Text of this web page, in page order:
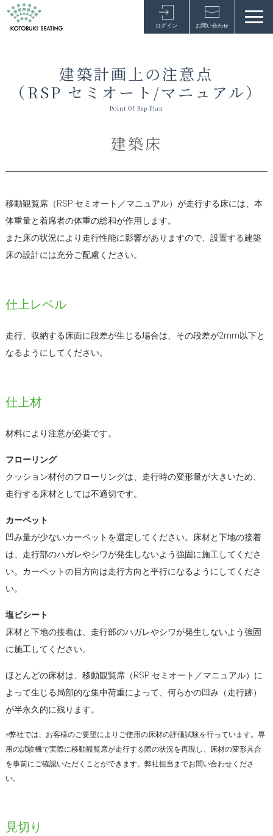
ログイン お問い合わせ
建築計画上の注意点
（RSP セミオート/マニュアル）
Point Of Rsp Plan
建築床
移動観覧席（RSP セミオート／マニュアル）が走行する床には、本
体重量と着席者の体重の総和が作用します。
また床の状況により走行性能に影響がありますので、設置する建築
床の設計には充分ご配慮ください。
仕上レベル
走行、収納する床面に段差が生じる場合は、その段差が2mm以下と
なるようにしてください。
仕上材
材料により注意が必要です。
フローリング
クッション材付のフローリングは、走行時の変形量が大きいため、
走行する床材としては不適切です。
カーペット
凹み量が少ないカーペットを選定してください。床材と下地の接着
は、走行部のハガレやシワが発生しないよう強固に施工してくださ
い。カーペットの目方向は走行方向と平行になるようにしてくださ
い。
塩ビシート
床材と下地の接着は、走行部のハガレやシワが発生しないよう強固
に施工してください。
ほとんどの床材は、移動観覧席（RSP セミオート／マニュアル）に
よって生じる局部的な集中荷重によって、何らかの凹み（走行跡）
が半永久的に残ります。
※弊社では、お客様のご要望によりご使用の床材の評価試験を行っています。専
用の試験機で実際に移動観覧席が走行する際の状況を再現し、床材の変形具合
を事前にご確認いただくことができます。弊社担当までお問い合わせくださ
い。
見切り